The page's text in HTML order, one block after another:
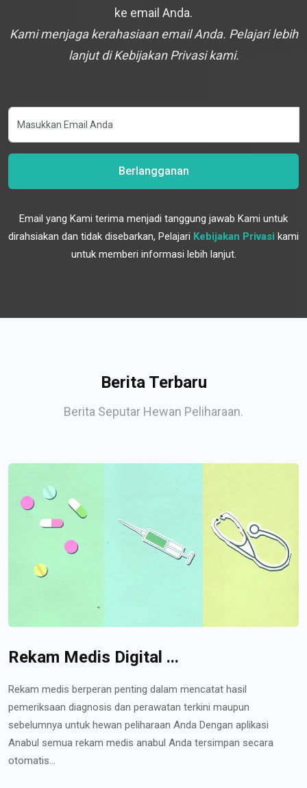
ke email Anda.
Kami menjaga kerahasiaan email Anda. Pelajari lebih
lanjut di Kebijakan Privasi kami.
Berlangganan
Email yang Kami terima menjadi tanggung jawab Kami untuk
dirahsiakan dan tidak disebarkan, Pelajari Kebijakan Privasi kami
untuk memberi informasi lebih lanjut.
Berita Terbaru
Berita Seputar Hewan Peliharaan.
Rekam Medis Digital ...
Rekam medis berperan penting dalam mencatat hasil
pemeriksaan diagnosis dan perawatan terkini maupun
sebelumnya untuk hewan peliharaan Anda Dengan aplikasi
Anabul semua rekam medis anabul Anda tersimpan secara
otomatis...